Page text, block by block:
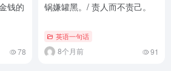
钱的
78
锅嫌罐黑。/ 责人而不责己。
英语一句话
8个月前 91